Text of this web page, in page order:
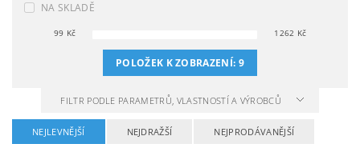
NA SKLADĚ
99 Kč 1262 Kč
POLOŽEK K ZOBRAZENÍ: 9
FILTR PODLE PARAMETRŮ, VLASTNOSTÍ A VÝROBCŮ
NEJLEVNĚJŠÍ NEJDRAŽŠÍ NEJPRODÁVANĚJŠÍ